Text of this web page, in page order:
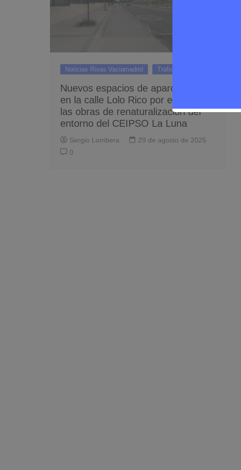
Noticias Rivas Vaciamadrid Tráfico
Nuevos espacios de aparcamiento
en la calle Lolo Rico por el inicio de
las obras de renaturalización del
entorno del CEIPSO La Luna
Sergio Lombera
29 de agosto de 2025
0